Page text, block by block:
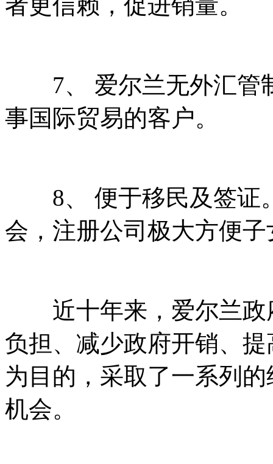
者更信赖，促进销量。
7、 爱尔兰无外汇管
事国际贸易的客户。
8、 便于移民及签证
会，注册公司极大方便
近十年来，爱尔兰政
负担、减少政府开销、
为目的，采取了一系列
机会。